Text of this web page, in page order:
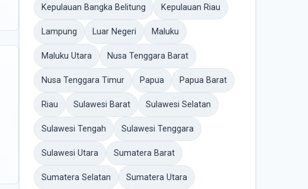
Kepulauan Bangka Belitung Kepulauan Riau
Lampung Luar Negeri Maluku
Maluku Utara Nusa Tenggara Barat
Nusa Tenggara Timur Papua Papua Barat
Riau Sulawesi Barat Sulawesi Selatan
Sulawesi Tengah Sulawesi Tenggara
Sulawesi Utara Sumatera Barat
Sumatera Selatan Sumatera Utara